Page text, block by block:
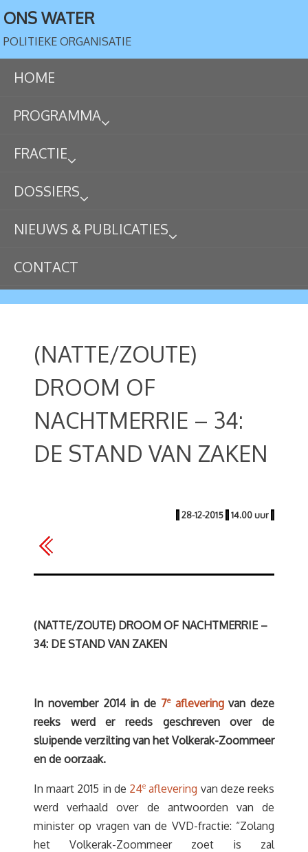
ONS WATER
POLITIEKE ORGANISATIE
HOME
PROGRAMMA
FRACTIE
DOSSIERS
NIEUWS & PUBLICATIES
CONTACT
(NATTE/ZOUTE)
DROOM OF
NACHTMERRIE – 34:
DE STAND VAN ZAKEN
| 28-12-2015 | 14.00 uur |
(NATTE/ZOUTE) DROOM OF NACHTMERRIE –
34: DE STAND VAN ZAKEN
In november 2014 in de 7eafleveringvan deze
reeks werd er reeds geschreven over de
sluipende verzilting van het Volkerak-Zoommeer
en de oorzaak.
In maart 2015 in de 24e aflevering van deze reeks
werd verhaald over de antwoorden van de
minister op vragen van de VVD-fractie: “Zolang
het Volkerak-Zoommeer zoet is zal